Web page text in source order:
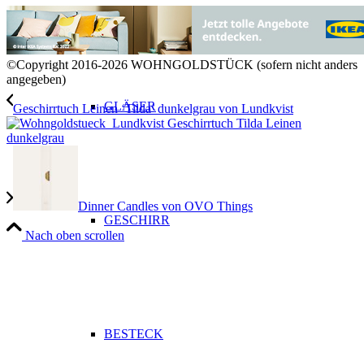
GLÄSER
GESCHIRR
BESTECK
©Copyright 2016-2026 WOHNGOLDSTÜCK (sofern nicht anders
angegeben)
Geschirrtuch Leinen ‘Tilda’ dunkelgrau von Lundkvist
Dinner Candles von OVO Things
Nach oben scrollen